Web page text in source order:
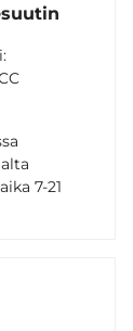
7-21